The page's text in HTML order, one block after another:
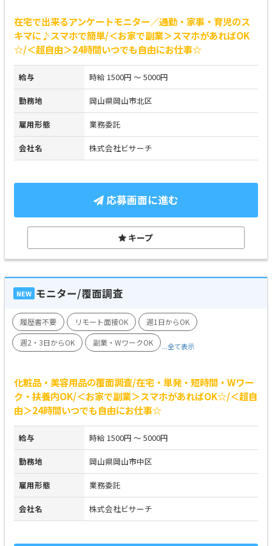
在宅で出来るアンケートモニター／通勤・家事・育児のス
キマに♪スマホで簡単/＜お家で副業＞スマホがあればOK
☆/＜超自由＞24時間いつでも自由にお仕事☆
給与 時給 1500円 ～ 5000円
勤務地 岡山県岡山市北区
雇用形態 業務委託
会社名 株式会社ビサーチ
応募画面に進む
キープ
NEW モニター/覆面調査
履歴書不要 リモート面接OK
週1日からOK
週2・3日からOK
副業・WワークOK ...全て表示
化粧品・美容用品の覆面調査/在宅・単発・短時間・Wワー
ク・扶養内OK/＜お家で副業＞スマホがあればOK☆/＜超自
由＞24時間いつでも自由にお仕事☆
給与 時給 1500円 ～ 5000円
勤務地 岡山県岡山市中区
雇用形態 業務委託
会社名 株式会社ビサーチ